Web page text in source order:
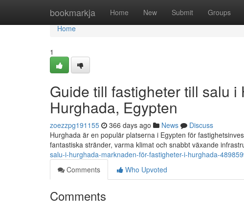
bookmarkja Home New Submit Groups
Home
Home
1
Guide till fastigheter till salu
Hurghada, Egypten
zoezzpg191155 366 days ago News
Discuss
Hurghada är en populär platserna i Egypten för
fantastiska stränder, varma klimat och snabbt växande
salu-i-hurghada-marknaden-för-fastigheter-i-hurghada-
Comments
Who Upvoted
Comments